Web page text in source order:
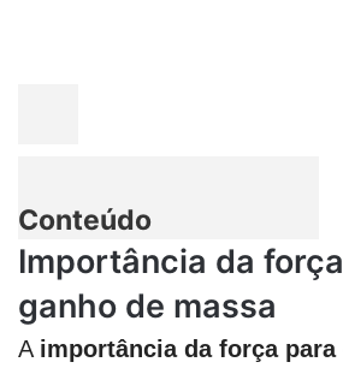
Conteúdo
Importância da
ganho de massa
A importância da força para